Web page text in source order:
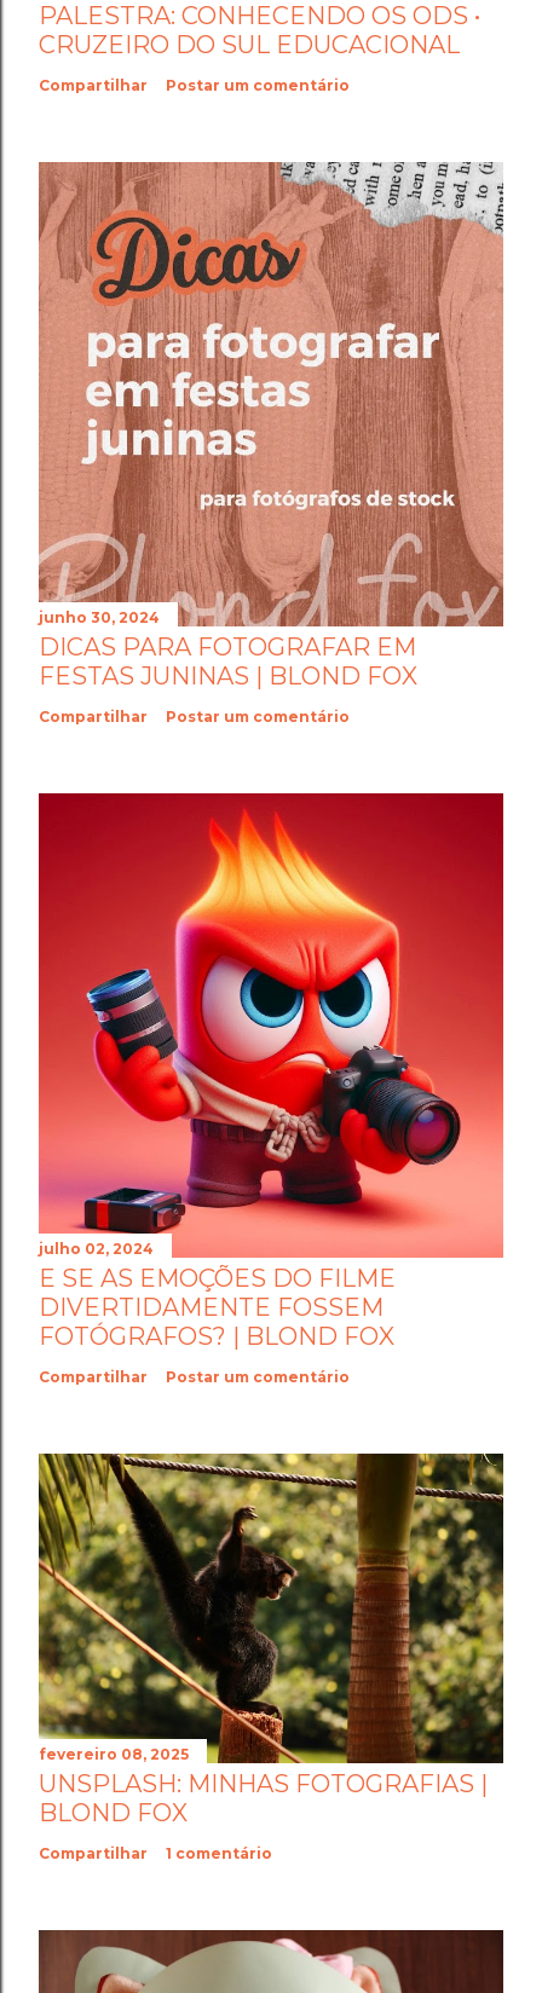
PALESTRA: CONHECENDO OS ODS •
CRUZEIRO DO SUL EDUCACIONAL
Compartilhar Postar um comentário
junho 30, 2024
DICAS PARA FOTOGRAFAR EM
FESTAS JUNINAS | BLOND FOX
Compartilhar Postar um comentário
julho 02, 2024
E SE AS EMOÇÕES DO FILME
DIVERTIDAMENTE FOSSEM
FOTÓGRAFOS? | BLOND FOX
Compartilhar Postar um comentário
fevereiro 08, 2025
UNSPLASH: MINHAS FOTOGRAFIAS |
BLOND FOX
Compartilhar 1 comentário